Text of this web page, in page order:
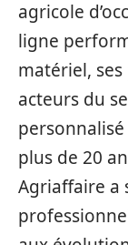
agricole
ligne
matériel,
acteurs du
plus de 20
Agriaffaire a